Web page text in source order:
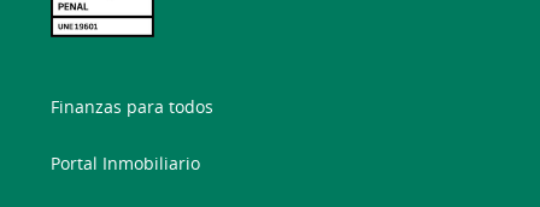
Finanzas para todos
Portal Inmobiliario